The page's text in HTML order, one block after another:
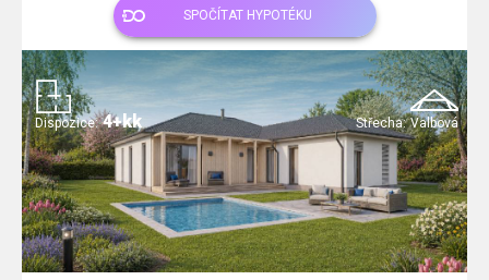
SPOČÍTAT HYPOTÉKU
Střecha: Valbová
Dispozice: 4+kk